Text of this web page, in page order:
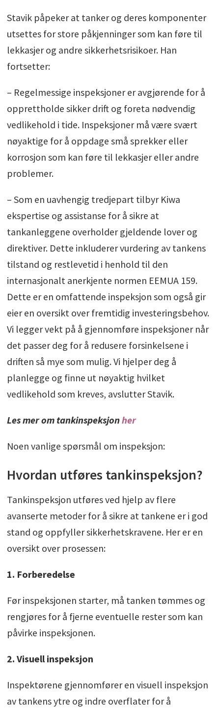
Stavik påpeker at tanker og deres komponenter
utsettes for store påkjenninger som kan føre til
lekkasjer og andre sikkerhetsrisikoer. Han
fortsetter:
– Regelmessige inspeksjoner er avgjørende for å
opprettholde sikker drift og foreta nødvendig
vedlikehold i tide. Inspeksjoner må være svært
nøyaktige for å oppdage små sprekker eller
korrosjon som kan føre til lekkasjer eller andre
problemer.
– Som en uavhengig tredjepart tilbyr Kiwa
ekspertise og assistanse for å sikre at
tankanleggene overholder gjeldende lover og
direktiver. Dette inkluderer vurdering av tankens
tilstand og restlevetid i henhold til den
internasjonalt anerkjente normen EEMUA 159.
Dette er en omfattende inspeksjon som også gir
eier en oversikt over fremtidig investeringsbehov.
Vi legger vekt på å gjennomføre inspeksjoner når
det passer deg for å redusere forsinkelsene i
driften så mye som mulig. Vi hjelper deg å
planlegge og finne ut nøyaktig hvilket
vedlikehold som kreves, avslutter Stavik.
Les mer om tankinspeksjonher
Noen vanlige spørsmål om inspeksjon:
Hvordan utføres tankinspeksjon?
Tankinspeksjon utføres ved hjelp av flere
avanserte metoder for å sikre at tankene er i god
stand og oppfyller sikkerhetskravene. Her er en
oversikt over prosessen:
1. Forberedelse
Før inspeksjonen starter, må tanken tømmes og
rengjøres for å fjerne eventuelle rester som kan
påvirke inspeksjonen.
2. Visuell inspeksjon
Inspektørene gjennomfører en visuell inspeksjon
av tankens ytre og indre overflater for å